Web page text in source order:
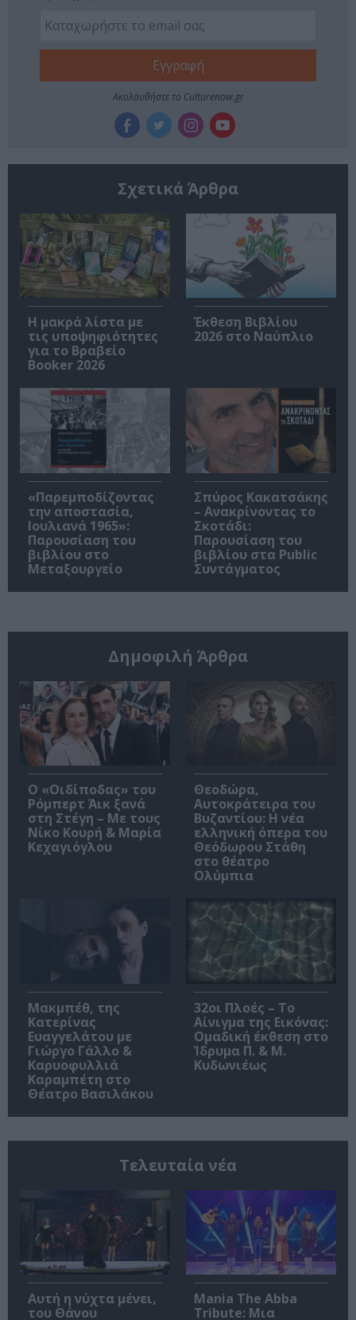
Ακολουθήστε το Culturenow.gr
Σχετικά Άρθρα
Η μακρά λίστα με
τις υποψηφιότητες
για το Βραβείο
Booker 2026
Έκθεση Βιβλίου
2026 στο Ναύπλιο
«Παρεμποδίζοντας
την αποστασία,
Ιουλιανά 1965»:
Παρουσίαση του
βιβλίου στο
Μεταξουργείο
Σπύρος Κακατσάκης
– Ανακρίνοντας το
Σκοτάδι:
Παρουσίαση του
βιβλίου στα Public
Συντάγματος
Δημοφιλή Άρθρα
O «Οιδίποδας» του
Ρόμπερτ Άικ ξανά
στη Στέγη – Με τους
Νίκο Κουρή & Μαρία
Κεχαγιόγλου
Θεοδώρα,
Αυτοκράτειρα του
Βυζαντίου: Η νέα
ελληνική όπερα του
Θεόδωρου Στάθη
στο θέατρο
Ολύμπια
Μακμπέθ, της
Κατερίνας
Ευαγγελάτου με
Γιώργο Γάλλο &
Καρυοφυλλιά
Καραμπέτη στο
Θέατρο Βασιλάκου
32οι Πλοές – Το
Αίνιγμα της Εικόνας:
Ομαδική έκθεση στο
Ίδρυμα Π. & Μ.
Κυδωνιέως
Τελευταία νέα
Αυτή η νύχτα μένει,
του Θάνου
Mania The Abba
Tribute: Μια